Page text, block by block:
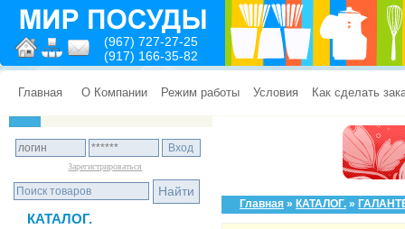
(967) 727-27-25
(917) 166-35-82
Главная О Компании Режим работы Условия Как сделать
Зарегистрироваться
КАТАЛОГ.
Главная » КАТАЛОГ. »